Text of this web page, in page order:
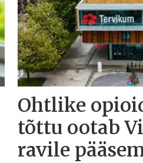
Ohtlike
tõttu ootab
ravile